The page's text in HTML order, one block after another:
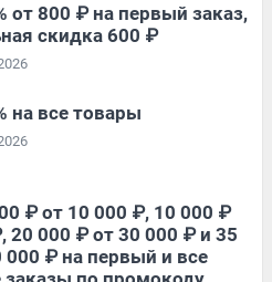
от 800 ₽ на первый заказ,
скидка 600 ₽
на все товары
₽ от 10 000 ₽, 10 000 ₽
20 000 ₽ от 30 000 ₽ и 35
000 ₽ на первый и все